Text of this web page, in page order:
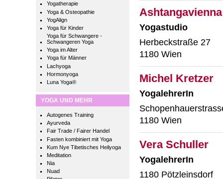
Yogatherapie
Yoga & Osteopathie
YogAlign
Yoga für Kinder
Yoga für Schwangere -
Schwangeren Yoga
Yoga im Alter
Yoga für Männer
Lachyoga
Hormonyoga
Luna Yoga®
YOGA UND MEHR
Autogenes Training
Ayurveda
Fair Trade / Fairer Handel
Fasten kombiniert mit Yoga
Kum Nye Tibetisches Heilyoga
Meditation
Nia
Nuad
Yogastudio
Herbeckstraße 27
1180 Wien
Michel Kretzer
YogalehrerIn
1180 Wien
Vera Schuller
YogalehrerIn
1180 Pötzleinsdorf